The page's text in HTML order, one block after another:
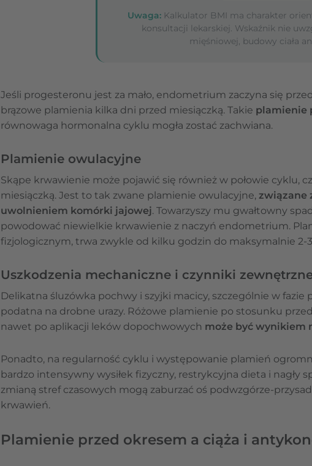
Uwaga:Kalkulator BMI ma charakter
konsultacji lekarskiej. Wskaźnik nie
mięśniowej, budowy ciała
Jeśli progesteronu jest za mało, endometrium zaczyna się
brązowe plamienia kilka dni przed miesiączką. Takie plamienie
równowaga hormonalna cyklu mogła zostać zachwiana.
Plamienie owulacyjne
Skąpe krwawienie może pojawić się również w połowie cyklu,
miesiączką. Jest to tak zwane plamienie owulacyjne, związane
uwolnieniem komórki jajowej. Towarzyszy mu gwałtowny
powodować niewielkie krwawienie z naczyń endometrium.
fizjologicznym, trwa zwykle od kilku godzin do maksymalnie
Uszkodzenia mechaniczne i czynniki
Delikatna śluzówka pochwy i szyjki macicy, szczególnie w
podatna na drobne urazy. Różowe plamienie po stosunku
nawet po aplikacji leków dopochwowych może być wynikiem
Ponadto, na regularność cyklu i występowanie plamień
bardzo intensywny wysiłek fizyczny, restrykcyjna dieta i nagły
zmianą stref czasowych mogą zaburzać oś podwzgórze-
krwawień.
Plamienie przed okresem a ciąża i